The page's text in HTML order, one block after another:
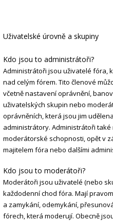
Uživatelské úrovně a skupiny
Kdo jsou to administrátoři?
Administrátoři jsou uživatelé fóra,
nad celým fórem. Tito členové
včetně nastavení oprávnění,
uživatelských skupin nebo
oprávněních, která jsou jim
administrátory. Administrátoři
moderátorské schopnosti, opět v
majitelem fóra nebo dalšími
Kdo jsou to moderátoři?
Moderátoři jsou uživatelé (nebo
každodenní chod fóra. Mají
a zamykání, odemykání,
fórech, která moderují. Obecně